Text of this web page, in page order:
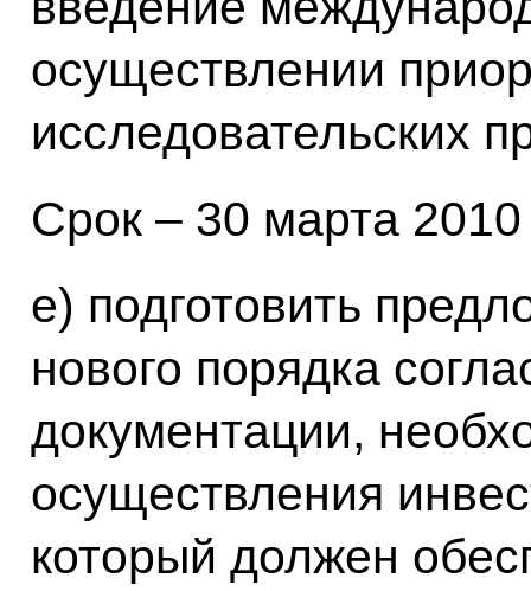
осуществлении
исследовательских
Срок – 30 марта 2010
е) подготовить
нового порядка
документации,
осуществления
который должен